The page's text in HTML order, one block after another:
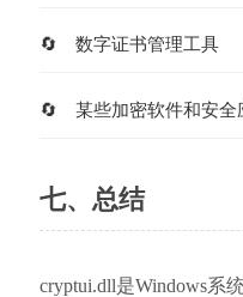
数字证书管理工具
某些加密软件和安全
七、总结
cryptui.dll是Windows系